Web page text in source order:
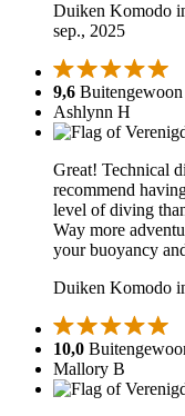
Duiken Komodo
sep., 2025
9,6 Buitengewoon
Ashlynn H
Great! Technical
recommend
level of diving
Way more
your buoyancy
Duiken Komodo
10,0
Mallory B